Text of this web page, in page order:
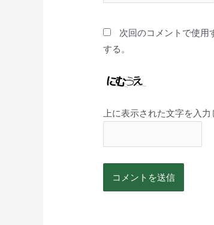
次回のコメントで使用
する。
上に表示された文字を入力